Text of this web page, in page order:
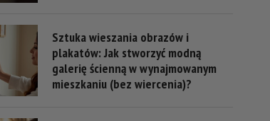
Sztuka wieszania obrazów i
plakatów: Jak stworzyć modną
galerię ścienną w wynajmowanym
mieszkaniu (bez wiercenia)?